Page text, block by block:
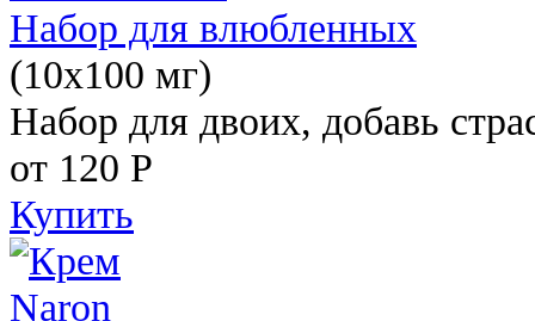
Набор для влюбленных
(10х100 мг)
Набор для двоих, добавь
от 120 Р
Купить